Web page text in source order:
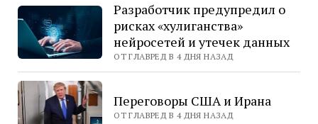
Разработчик предупредил о
рисках «хулиганства»
нейросетей и утечек данных
ОТ ГЛАВРЕД В 4 ДНЯ НАЗАД
Переговоры США и Ирана
ОТ ГЛАВРЕД В 4 ДНЯ НАЗАД